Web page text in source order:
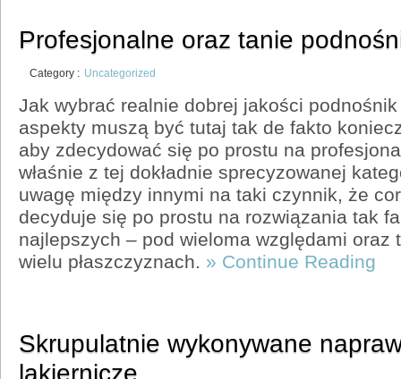
Profesjonalne oraz tanie
Category : Uncategorized
Jak wybrać realnie dobrej jakości
aspekty muszą być tutaj tak de fakto
aby zdecydować się po prostu na
właśnie z tej dokładnie sprecyzowanej
uwagę między innymi na taki czynnik, że
decyduje się po prostu na rozwiązania tak
najlepszych – pod wieloma względami oraz
wielu płaszczyznach. » Continue Reading
Skrupulatnie wykonywane
lakiernicze